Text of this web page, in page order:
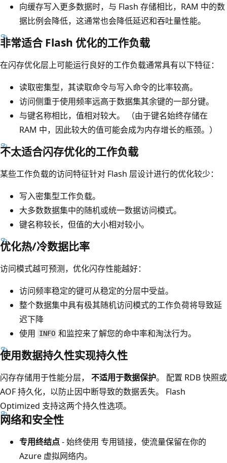
向缓存写入更多数据时，与 Flash 存储相比，RAM 中的数
据比例会降低，这通常也会降低延迟和吞吐量性能。
非常适合 Flash 优化的工作负载
在闪存优化层上可能运行良好的工作负载通常具有以下特征：
读取密集型，其读取命令与写入命令的比率较高。
访问侧重于使用频率远高于数据集其余键的一部分键。
与键名称相比，值相对较大。 （由于键名始终存储在
RAM 中，因此较大的值可能会成为内存增长的瓶颈。）
不太适合闪存优化的工作负载
某些工作负载的访问特征针对 Flash 层设计进行的优化较少：
写入密集型工作负载。
大多数数据集中的随机或统一数据访问模式。
键名称较长，但值的大小相对较小。
优化热/冷数据比率
访问模式越可预测，优化闪存性能越好：
访问频率稳定的键可从稳定的分层中受益。
整个数据集中具有极其随机访问模式的工作负荷将导致延
迟下降
使用 INFO 和监控来了解您的命中率和淘汰行为。
使用数据持久性实现持久性
闪存存储用于性能分层， 不适用于数据保护。 配置 RDB 快照或
AOF 持久化，以防止因中断导致的数据丢失。 Flash
Optimized 支持这两个持久性选项。
网络和安全性
专用终结点- 始终使用 专用链接，使流量保留在你的
Azure 虚拟网络内。